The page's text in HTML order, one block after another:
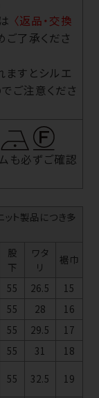
〈返品・交換
ご了承くださ
すとシルエ
ご注意くださ
も必ずご確認
ット製品につき多
股
下
ワタ
リ
裾巾
55 26.5
15
55 28
16
55 29.5
17
55 31
18
55 32.5 19